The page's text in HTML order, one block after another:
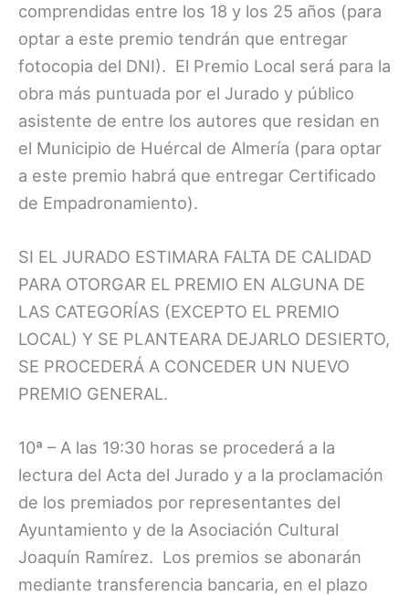
comprendidas entre los 18 y los 25 años (para
optar a este premio tendrán que entregar
fotocopia del DNI). El Premio Local será para la
obra más puntuada por el Jurado y público
asistente de entre los autores que residan en
el Municipio de Huércal de Almería (para optar
a este premio habrá que entregar Certificado
de Empadronamiento).
SI EL JURADO ESTIMARA FALTA DE CALIDAD
PARA OTORGAR EL PREMIO EN ALGUNA DE
LAS CATEGORÍAS (EXCEPTO EL PREMIO
LOCAL) Y SE PLANTEARA DEJARLO DESIERTO,
SE PROCEDERÁ A CONCEDER UN NUEVO
PREMIO GENERAL.
10ª – A las 19:30 horas se procederá a la
lectura del Acta del Jurado y a la proclamación
de los premiados por representantes del
Ayuntamiento y de la Asociación Cultural
Joaquín Ramírez. Los premios se abonarán
mediante transferencia bancaria, en el plazo